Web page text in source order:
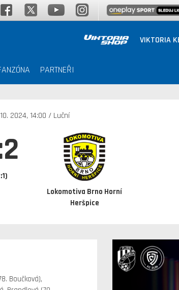
VIKTORIA
PARTNEŘI
2024, 14:00 / Luční
Lokomotiva Brno Horní
Heršpice
Boučková),